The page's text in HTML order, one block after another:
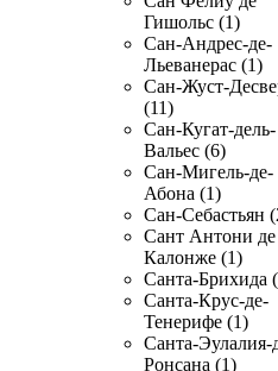
Гишольс (1)
Сан-Андрес-де-
Льеванерас (1)
Сан-Жуст-
(11)
Сан-Кугат-дель-
Вальес (6)
Сан-Мигель-де-
Абона (1)
Сан-Себастьян
Сант Антони де
Калонже (1)
Санта-Брихида
Санта-Крус-де-
Тенерифе (1)
Санта-Эулалия-
Ронсана (1)